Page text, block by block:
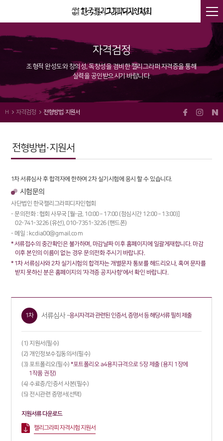
자격검정
조형적 완성도와 창의성, 독창성을 겸비한 캘리그라퍼 자격증을 통해
실력을 공인받으시기 바랍니다.
H 자격검정 전형방법·지원서
전형방법·지원서
1차 서류심사 후 합격자에 한하여 2차 실기시험에 응시 할 수 있습니다.
시험문의
사단법인 한국캘리그라피디자인협회
문의전화 : 협회 사무국 [월-금, 10:00 – 17:00 (점심시간 12:00 – 13:00)]
02-741-3226 (유선), 010-7351-3226 (핸드폰)
메일 : kcdia00@gmail.com
서류접수의 중간확인은 불가하며, 마감날짜 이후 홈페이지에 일괄게재합니다. 마감
이후 본인의 이름이 없는 경우 문의전화 주시기 바랍니다.
1차 서류심사와 2차 실기시험의 합격자는 개별문자 통보를 해드리오나, 혹여 문자를
받지 못하신 분은 홈페이지의 '자격증 공지사항'에서 확인 바랍니다.
1차 서류심사 -응시자격과 관련된 인증서, 증명서 등 해당서류 필히 제출
지원서(필수)
개인정보수집동의서(필수)
포트폴리오(필수)*포트폴리오 a4용지규격으로 5장 제출 (용지 1장에
1작품 권장)
수료증/인증서 사본(필수)
전시관련 증명서(선택)
지원서류 다운로드
캘리그라피 자격시험 지원서